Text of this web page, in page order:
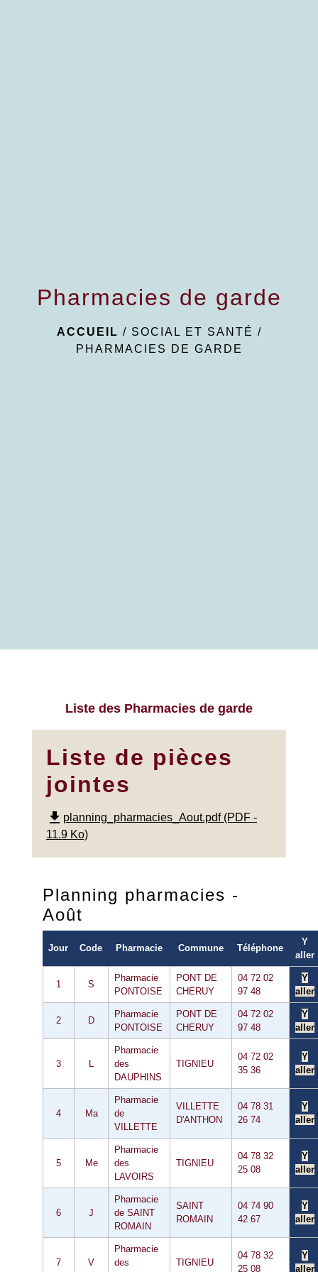
Pharmacies de garde
ACCUEIL / SOCIAL ET SANTÉ /
PHARMACIES DE GARDE
Liste des Pharmacies de garde
Liste de pièces
jointes
file_download planning_pharmacies_Aout.pdf (PDF -
11.9 Ko)
Planning pharmacies -
Août
Jour Code Pharmacie Commune Téléphone
Y
aller
1 S
Pharmacie
PONTOISE
PONT DE
CHERUY
04 72 02
97 48
Y
aller
2 D
Pharmacie
PONTOISE
PONT DE
CHERUY
04 72 02
97 48
Y
aller
3 L
Pharmacie
des
DAUPHINS
TIGNIEU
04 72 02
35 36
Y
aller
4 Ma
Pharmacie
de
VILLETTE
VILLETTE
D'ANTHON
04 78 31
26 74
Y
aller
5 Me
Pharmacie
des
LAVOIRS
TIGNIEU
04 78 32
25 08
Y
aller
6 J
Pharmacie
de SAINT
ROMAIN
SAINT
ROMAIN
04 74 90
42 67
Y
aller
7 V
Pharmacie
des
TIGNIEU
04 78 32
25 08
Y
aller